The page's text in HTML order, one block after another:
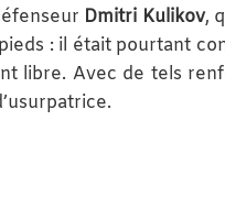
Dmitri Kulikov,
: il était pourtant
libre. Avec de tels